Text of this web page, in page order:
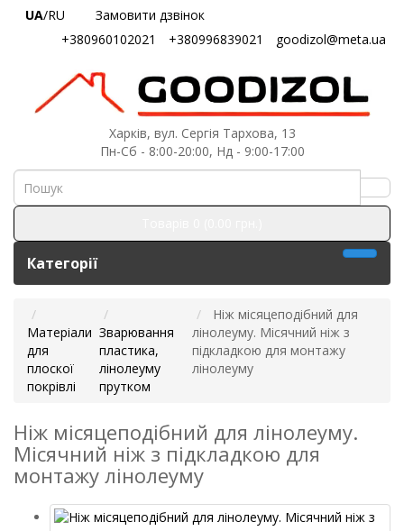
UA/RU
Замовити дзвінок
+380960102021
+380996839021 goodizol@meta.ua
Харків, вул. Сергія Тархова, 13
Пн-Сб - 8:00-20:00, Нд - 9:00-17:00
Категорії
Матеріали
для
плоскої
покрівлі
Зварювання
пластика,
лінолеуму
прутком
Ніж місяцеподібний для
лінолеуму. Місячний ніж з
підкладкою для монтажу
лінолеуму
Ніж місяцеподібний для лінолеуму.
Місячний ніж з підкладкою для
монтажу лінолеуму